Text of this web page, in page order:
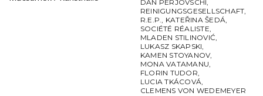
DAN PERJOVSCHI,
REINIGUNGSGESELLSCHAFT,
R.E.P., KATEŘINA ŠEDÁ,
SOCIÉTÉ RÉALISTE,
MLADEN STILINOVIĆ,
LUKASZ SKAPSKI,
KAMEN STOYANOV,
MONA VATAMANU,
FLORIN TUDOR,
LUCIA TKÁCOVÁ,
CLEMENS VON WEDEMEYER